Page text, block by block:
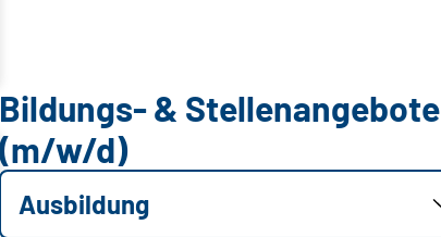
Bildungs- & Stellenangebote
(m/w/d)
Ausbildung